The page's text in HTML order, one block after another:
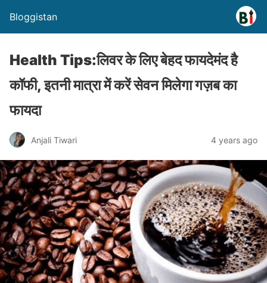
Bloggistan
Health Tips:लिवर के लिए बेहद फायदेमंद है
कॉफी, इतनी मात्रा में करें सेवन मिलेगा गज़ब का
फायदा
Anjali Tiwari 4 years ago